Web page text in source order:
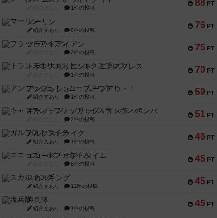
88 PT
1件の投稿
76 PT
マーリン
紹介文あり 6件の投稿
75 PT
フラットアイアン
2件の投稿
70 PT
トランスオリエント・エクスプレス
1件の投稿
59 PT
アンブッシュ！：ムーブアウト！
紹介文あり 1件の投稿
51 PT
キャプテン・フリップ：イスラ・ボンバ
2件の投稿
46 PT
ガルフストライク
紹介文あり 1件の投稿
45 PT
エコーズ・オブ・タイム
8件の投稿
45 PT
スカルキング
紹介文あり 12件の投稿
45 PT
海兵隊
紹介文あり 1件の投稿